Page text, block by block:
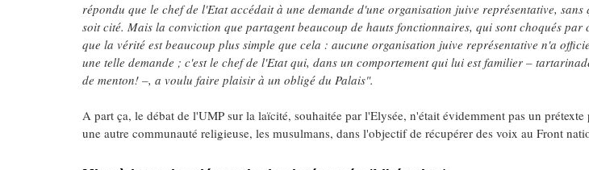
répondu que le chef de l'Etat accédait à une demande d'une organisation juive représentative, sans
soit cité. Mais la conviction que partagent beaucoup de hauts fonctionnaires, qui sont choqués par
que la vérité est beaucoup plus simple que cela : aucune organisation juive représentative n'a
une telle demande ; c'est le chef de l'Etat qui, dans un comportement qui lui est familier –
de menton! –, a voulu faire plaisir à un obligé du Palais".
A part ça, le débat de l'UMP sur la laïcité, souhaitée par l'Elysée, n'était évidemment pas un prétexte
une autre communauté religieuse, les musulmans, dans l'objectif de récupérer des voix au Front